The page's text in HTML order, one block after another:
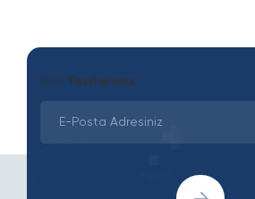
Son Yazılarımız